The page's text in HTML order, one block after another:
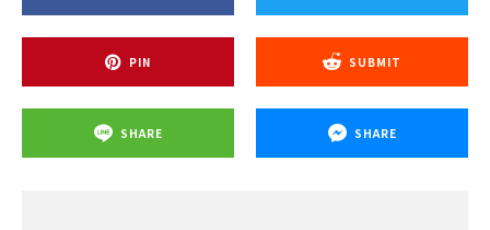
PIN SUBMIT
SHARE SHARE